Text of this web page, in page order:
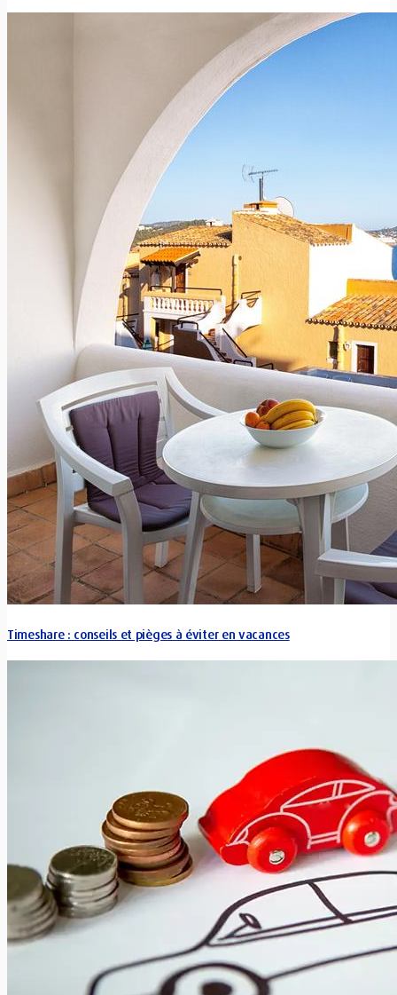
Timeshare : conseils et pièges à éviter en vacances